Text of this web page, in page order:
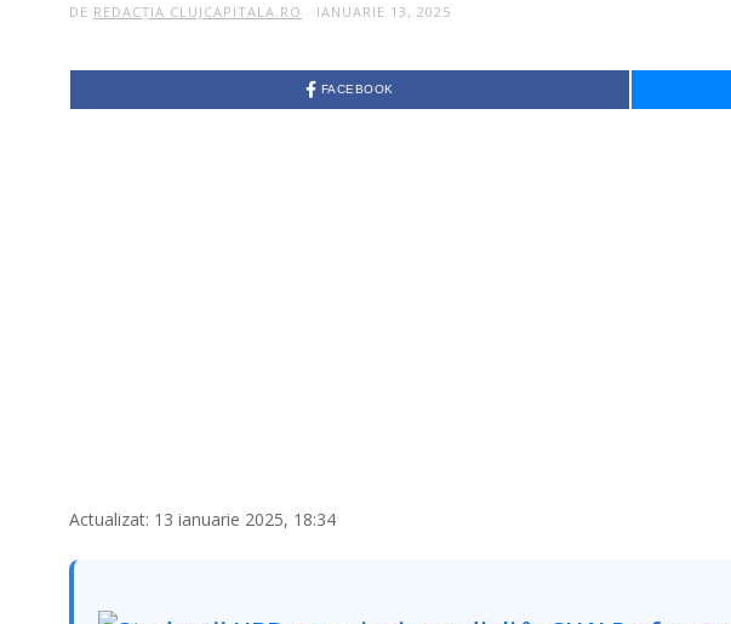
DE REDACȚIA CLUJCAPITALA.RO IANUARIE 13, 2025
FACEBOOK
Actualizat: 13 ianuarie 2025, 18:34